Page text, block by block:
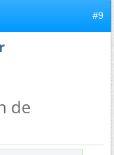
#9
de